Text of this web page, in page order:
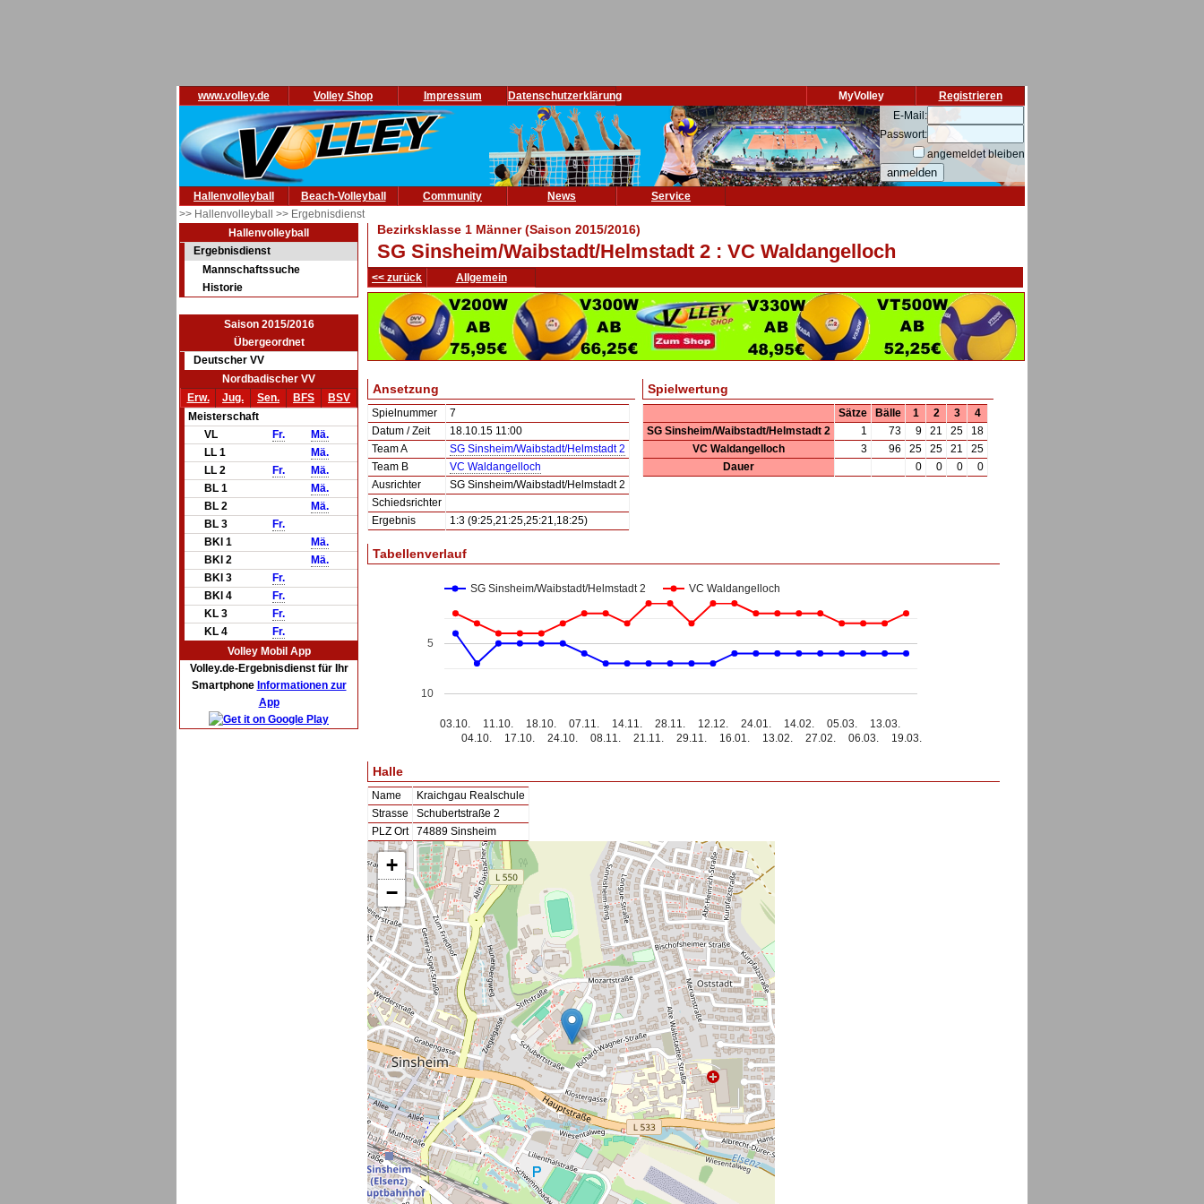
www.volley.de Volley Shop Impressum Datenschutzerklärung Registrieren
MyVolley
E-Mail:
Passwort:
angemeldet bleiben
Hallenvolleyball Beach-Volleyball Community News
Service
>> Hallenvolleyball >> Ergebnisdienst
Hallenvolleyball
Ergebnisdienst
Mannschaftssuche
Historie
Saison 2015/2016
Übergeordnet
Deutscher VV
Nordbadischer VV
Erw.
Jug. Sen. BFS
BSV
Meisterschaft
VL
Fr.
Mä.
LL 1
Mä.
LL 2
Fr.
Mä.
BL 1
Mä.
BL 2
Mä.
BL 3
Fr.
BKl 1
Mä.
BKl 2
Mä.
BKl 3
Fr.
BKl 4
Fr.
KL 3
Fr.
KL 4
Fr.
Volley Mobil App
Volley.de-Ergebnisdienst für Ihr
Smartphone Informationen zur
App
Bezirksklasse 1 Männer (Saison 2015/2016)
SG Sinsheim/Waibstadt/Helmstadt 2 : VC Waldangelloch
<< zurück Allgemein
Ansetzung
Spielnummer
7
Datum / Zeit
18.10.15 11:00
Team A
SG Sinsheim/Waibstadt/Helmstadt 2
Team B
VC Waldangelloch
Ausrichter
SG Sinsheim/Waibstadt/Helmstadt 2
Schiedsrichter
Ergebnis
1:3 (9:25,21:25,25:21,18:25)
Spielwertung
Sätze Bälle 1 2 3
4
SG Sinsheim/Waibstadt/Helmstadt 2
1 73 9 21 25
18
VC Waldangelloch
3 96 25 25 21
25
Dauer
0 0 0 0
Tabellenverlauf
SG Sinsheim/Waibstadt/Helmstadt 2 VC Waldangelloch
03.10.
04.10.
11.10.
17.10.
18.10.
24.10.
07.11.
08.11.
14.11.
21.11.
28.11.
29.11.
12.12.
16.01.
24.01.
13.02.
14.02.
27.02.
05.03.
06.03.
13.03.
19.03.
5
10
Halle
Name
Kraichgau Realschule
Strasse
Schubertstraße 2
PLZ Ort
74889 Sinsheim
+
−